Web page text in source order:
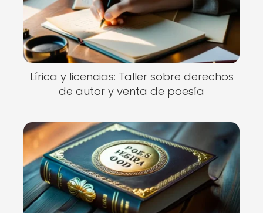
Lírica y licencias: Taller sobre derechos
de autor y venta de poesía